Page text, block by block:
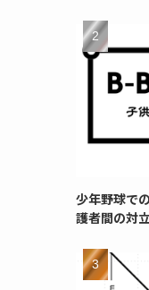
少年野球で
護者間の対